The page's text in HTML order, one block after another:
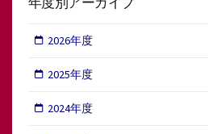
2026年度
2025年度
2024年度